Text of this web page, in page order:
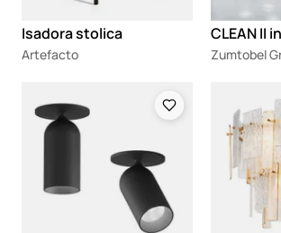
Isadora stolica
Artefacto
CLEAN II
Zumtobel